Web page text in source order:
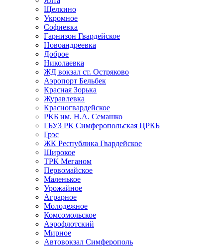
Щелкино
Укромное
Софиевка
Гарнизон Гвардейское
Новоандреевка
Доброе
Николаевка
ЖД вокзал ст. Остряково
Аэропорт Бельбек
Красная Зорька
Журавлевка
Красногвардейское
РКБ им. Н.А. Семашко
ГБУЗ РК Симферопольская ЦРКБ
Грэс
ЖК Республика Гвардейское
Широкое
ТРК Меганом
Первомайское
Маленькое
Урожайное
Аграрное
Молодежное
Комсомольское
Аэрофлотский
Мирное
Автовокзал Симферополь